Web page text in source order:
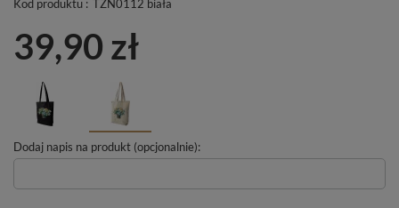
Kod produktu : TZN0112 biała
39,90 zł
Dodaj napis na produkt (opcjonalnie):